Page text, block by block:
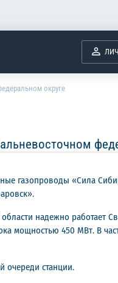
округе
газопроводы «Сила
надежно работает
мощностью 450 МВт. В
очереди станции.